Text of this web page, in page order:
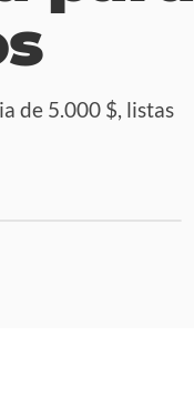
de 5.000 $, listas